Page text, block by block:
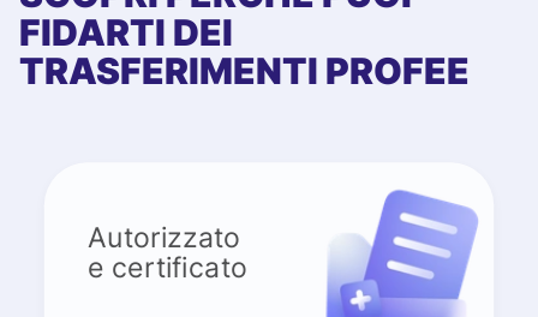
FIDARTI DEI
TRASFERIMENTI PROFEE
Autorizzato
e certificato